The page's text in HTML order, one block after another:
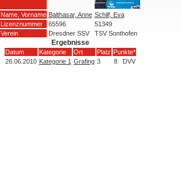
Name, Vorname Balthasar, Anne Schilf, Eva
Lizenznummer
65596
51349
Verein
Dresdner SSV TSV Sonthofen
Ergebnisse
Datum Kategorie Ort Platz Punkte*
26.06.2010 Kategorie 1 Grafing 3 8 DVV